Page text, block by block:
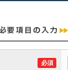
必須